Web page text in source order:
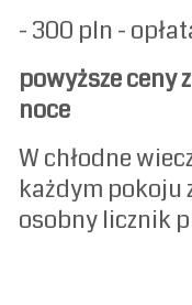
- 300 pln -
powyższe ceny
noce
W chłodne
każdym pokoju
osobny licznik